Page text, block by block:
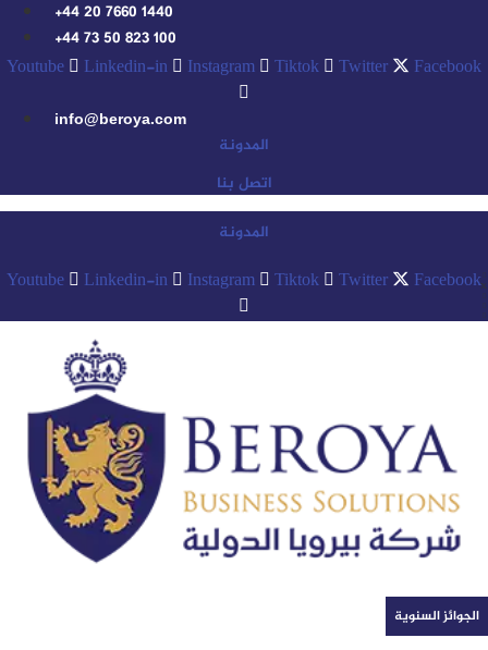
content
+44 20 7660 1440
+44 73 50 823 100
Youtube Linkedin-in Instagram Tiktok Twitter Facebook
info@beroya.com
المدونة
اتصل بنا
المدونة
Youtube Linkedin-in Instagram Tiktok Twitter Facebook
الجوائز السنوية